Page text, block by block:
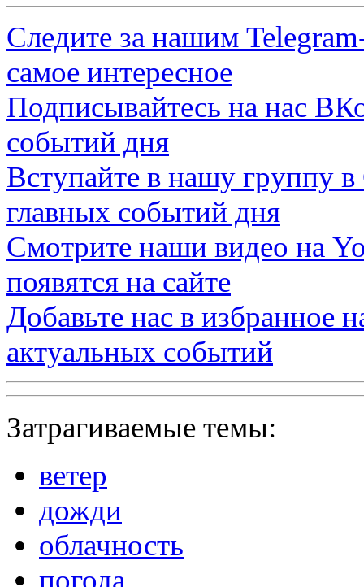
Следите за нашим
самое интересное
Подписывайтесь на нас
событий дня
Вступайте в нашу группу в
главных событий дня
Смотрите наши видео на
появятся на сайте
Добавьте нас в избранное
актуальных событий
Затрагиваемые темы:
ветер
дожди
облачность
погода